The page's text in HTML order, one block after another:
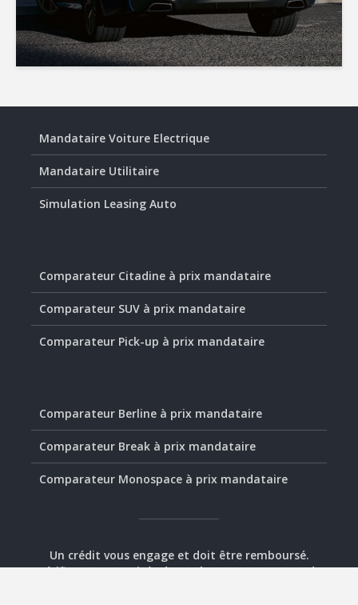
Mandataire Voiture Electrique
Mandataire Utilitaire
Simulation Leasing Auto
Comparateur Citadine à prix mandataire
Comparateur SUV à prix mandataire
Comparateur Pick-up à prix mandataire
Comparateur Berline à prix mandataire
Comparateur Break à prix mandataire
Comparateur Monospace à prix mandataire
Un crédit vous engage et doit être remboursé.
Vérifiez vos capacités de remboursement avant de